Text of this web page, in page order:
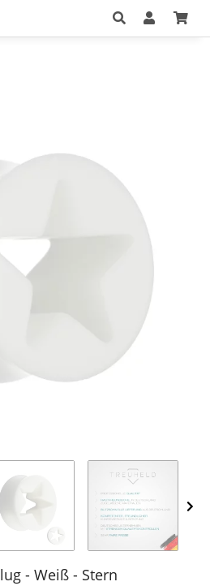
- Weiß - Stern